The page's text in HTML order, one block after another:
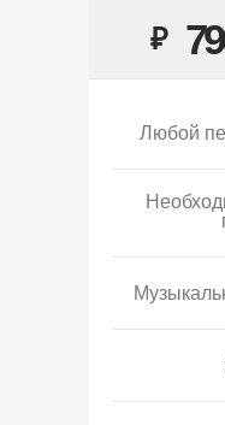
₽
Любой